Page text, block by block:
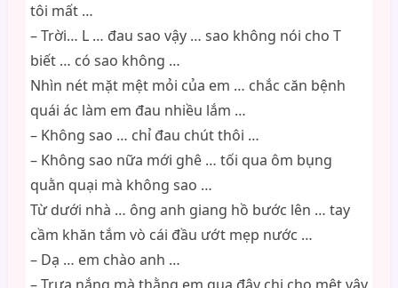
tôi mất …
– Trời… L … đau sao vậy … sao không nói cho T
biết … có sao không …
Nhìn nét mặt mệt mỏi của em … chắc căn bệnh
quái ác làm em đau nhiều lắm …
– Không sao … chỉ đau chút thôi …
– Không sao nữa mới ghê … tối qua ôm bụng
quằn quại mà không sao …
Từ dưới nhà … ông anh giang hồ bước lên … tay
cầm khăn tắm vò cái đầu ướt mẹp nước …
– Dạ … em chào anh …